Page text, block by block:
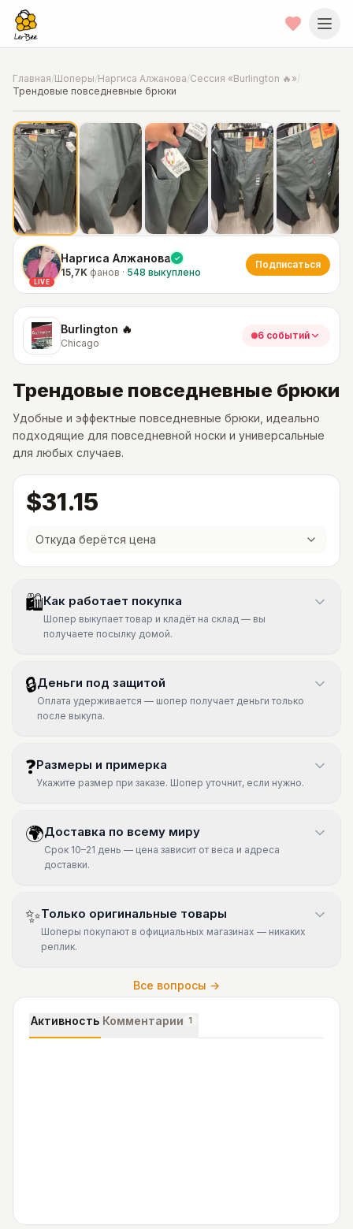
Главная/Шоперы/Наргиса Алжанова/Сессия «Burlington 🔥»/
Трендовые повседневные брюки
📍Фото от шопера ·Chicago
LIVE
Наргиса Алжанова
15,7K фанов · 548 выкуплено
Подписаться
Burlington 🔥
Chicago
6 событий
Трендовые повседневные брюки
Удобные и эффектные повседневные брюки, идеально
подходящие для повседневной носки и универсальные
для любых случаев.
$31.15
Откуда берётся цена
🛍Как работает покупка
Шопер выкупает товар и кладёт на склад — вы
получаете посылку домой.
🔒Деньги под защитой
Оплата удерживается — шопер получает деньги только
после выкупа.
❓Размеры и примерка
Укажите размер при заказе. Шопер уточнит, если нужно.
🌍Доставка по всему миру
Срок 10–21 день — цена зависит от веса и адреса
доставки.
✨Только оригинальные товары
Шоперы покупают в официальных магазинах — никаких
реплик.
Все вопросы →
Активность Комментарии 1